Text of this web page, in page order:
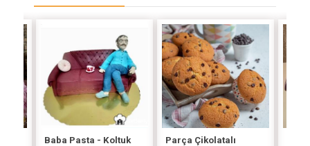
Baba Pasta - Koltuk Parça Çikolatalı